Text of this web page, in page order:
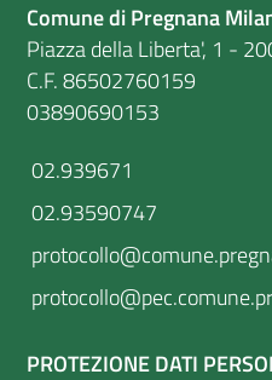
Comune di Pregnana
Piazza della Liberta', 1 -
C.F.
03890690153
02.939671
02.93590747
PROTEZIONE DATI